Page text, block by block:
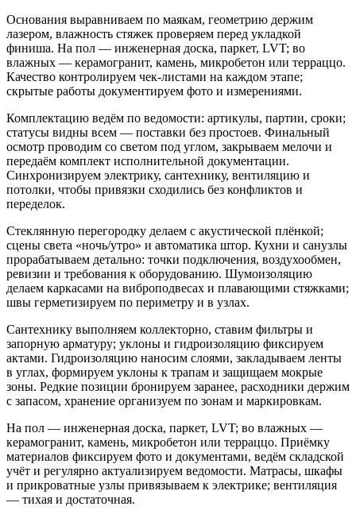
Основания выравниваем по маякам, геометрию держим
лазером, влажность стяжек проверяем перед укладкой
финиша. На пол — инженерная доска, паркет, LVT; во
влажных — керамогранит, камень, микробетон или терраццо.
Качество контролируем чек‑листами на каждом этапе;
скрытые работы документируем фото и измерениями.
Комплектацию ведём по ведомости: артикулы, партии, сроки;
статусы видны всем — поставки без простоев. Финальный
осмотр проводим со светом под углом, закрываем мелочи и
передаём комплект исполнительной документации.
Синхронизируем электрику, сантехнику, вентиляцию и
потолки, чтобы привязки сходились без конфликтов и
переделок.
Стеклянную перегородку делаем с акустической плёнкой;
сцены света «ночь/утро» и автоматика штор. Кухни и санузлы
прорабатываем детально: точки подключения, воздухообмен,
ревизии и требования к оборудованию. Шумоизоляцию
делаем каркасами на виброподвесах и плавающими стяжками;
швы герметизируем по периметру и в узлах.
Сантехнику выполняем коллекторно, ставим фильтры и
запорную арматуру; уклоны и гидроизоляцию фиксируем
актами. Гидроизоляцию наносим слоями, закладываем ленты
в углах, формируем уклоны к трапам и защищаем мокрые
зоны. Редкие позиции бронируем заранее, расходники держим
с запасом, хранение организуем по зонам и маркировкам.
На пол — инженерная доска, паркет, LVT; во влажных —
керамогранит, камень, микробетон или терраццо. Приёмку
материалов фиксируем фото и документами, ведём складской
учёт и регулярно актуализируем ведомости. Матрасы, шкафы
и прикроватные узлы привязываем к электрике; вентиляция
— тихая и достаточная.